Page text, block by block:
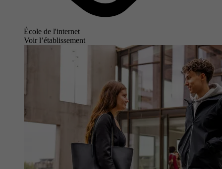
École de l'internet
Voir l’établissement